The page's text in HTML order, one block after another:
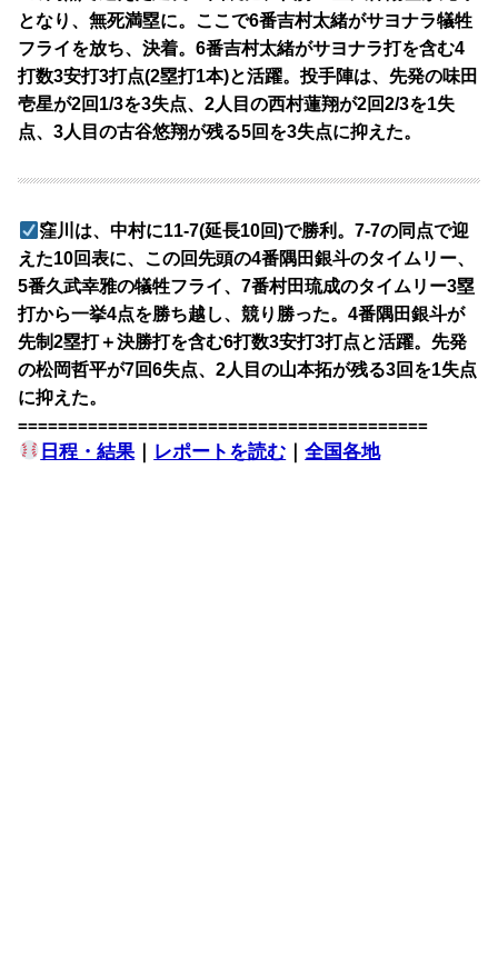
となり、無死満塁に。ここで6番吉村太緒がサヨナラ犠牲
フライを放ち、決着。6番吉村太緒がサヨナラ打を含む4
打数3安打3打点(2塁打1本)と活躍。投手陣は、先発の味田
壱星が2回1/3を3失点、2人目の西村蓮翔が2回2/3を1失
点、3人目の古谷悠翔が残る5回を3失点に抑えた。
窪川は、中村に11-7(延長10回)で勝利。7-7の同点で迎
えた10回表に、この回先頭の4番隅田銀斗のタイムリー、
5番久武幸雅の犠牲フライ、7番村田琉成のタイムリー3塁
打から一挙4点を勝ち越し、競り勝った。4番隅田銀斗が
先制2塁打＋決勝打を含む6打数3安打3打点と活躍。先発
の松岡哲平が7回6失点、2人目の山本拓が残る3回を1失点
に抑えた。
=========================================
日程・結果 ｜ レポートを読む ｜全国各地